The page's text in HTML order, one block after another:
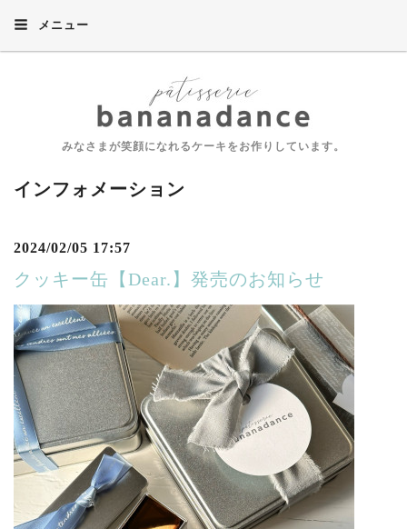
メニュー
みなさまが笑顔になれるケーキをお作りしています。
インフォメーション
2024/02/05 17:57
クッキー缶【Dear.】発売のお知らせ